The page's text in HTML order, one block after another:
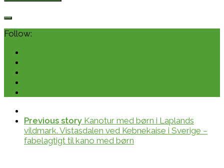
Follow:
Previous story Kanotur med børn i Laplands
vildmark. Vistasdalen ved Kebnekaise i Sverige –
fabelagtigt til kano med børn